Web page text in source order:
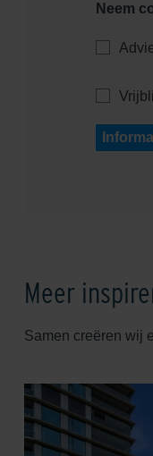
Neem
Meer
Samen creëren wij